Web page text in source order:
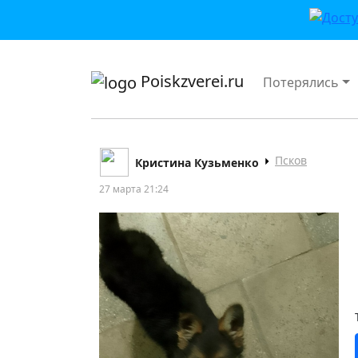
Poiskzverei.ru Потерялись
Кристина Кузьменко Псков
27 марта 21:24